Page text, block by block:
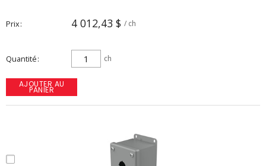
Prix 4 012,43 $ / ch
Quantité ch
AJOUTER AU
PANIER